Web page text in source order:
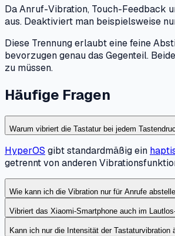
Da Anruf-Vibration, Touch-Feedback
aus. Deaktiviert man beispielsweise
Diese Trennung erlaubt eine feine
bevorzugen genau das Gegenteil.
zu müssen.
Häufige Fragen
Warum vibriert die Tastatur bei jedem
HyperOS gibt standardmäßig ein
getrennt von anderen
Wie kann ich die Vibration nur für Anrufe
Vibriert das Xiaomi-Smartphone auch im
Kann ich nur die Intensität der